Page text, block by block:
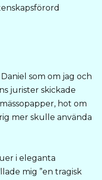
som om jag och
jurister skickade
hot om
mer skulle använda
i eleganta
mig ”en tragisk